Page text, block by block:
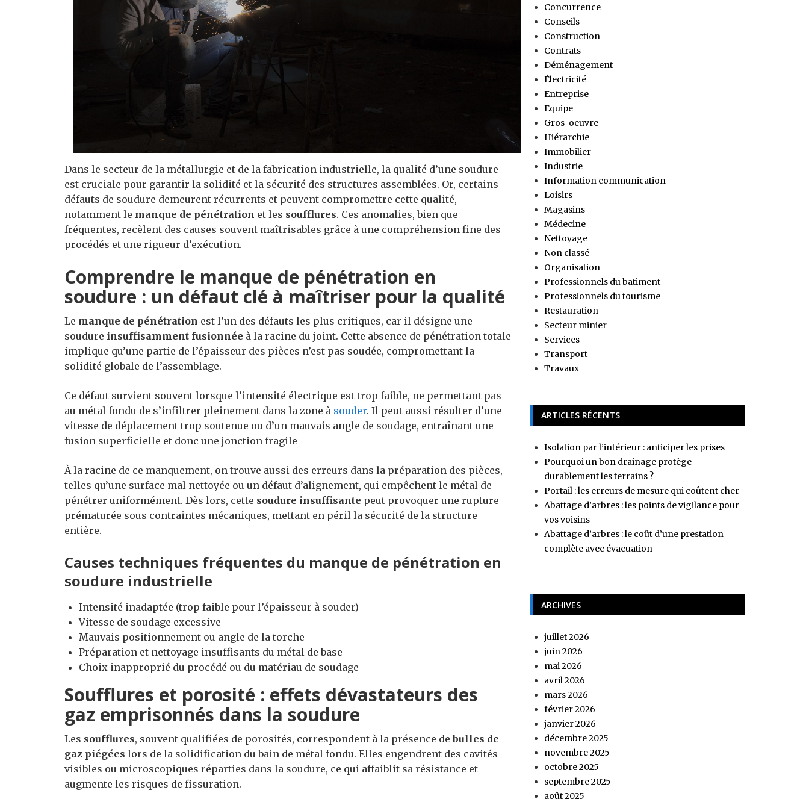
Dans le secteur de la métallurgie et de la fabrication industrielle, la qualité d’une soudure
est cruciale pour garantir la solidité et la sécurité des structures assemblées. Or, certains
défauts de soudure demeurent récurrents et peuvent compromettre cette qualité,
notamment le manque de pénétration et les soufflures. Ces anomalies, bien que
fréquentes, recèlent des causes souvent maîtrisables grâce à une compréhension fine des
procédés et une rigueur d’exécution.
Comprendre le manque de pénétration en
soudure : un défaut clé à maîtriser pour la qualité
Le manque de pénétration est l’un des défauts les plus critiques, car il désigne une
soudure insuffisamment fusionnée à la racine du joint. Cette absence de pénétration totale
implique qu’une partie de l’épaisseur des pièces n’est pas soudée, compromettant la
solidité globale de l’assemblage.
Ce défaut survient souvent lorsque l’intensité électrique est trop faible, ne permettant pas
au métal fondu de s’infiltrer pleinement dans la zone à souder. Il peut aussi résulter d’une
vitesse de déplacement trop soutenue ou d’un mauvais angle de soudage, entraînant une
fusion superficielle et donc une jonction fragile
À la racine de ce manquement, on trouve aussi des erreurs dans la préparation des pièces,
telles qu’une surface mal nettoyée ou un défaut d’alignement, qui empêchent le métal de
pénétrer uniformément. Dès lors, cette soudure insuffisante peut provoquer une rupture
prématurée sous contraintes mécaniques, mettant en péril la sécurité de la structure
entière.
Causes techniques fréquentes du manque de pénétration en
soudure industrielle
Intensité inadaptée (trop faible pour l’épaisseur à souder)
Vitesse de soudage excessive
Mauvais positionnement ou angle de la torche
Préparation et nettoyage insuffisants du métal de base
Choix inapproprié du procédé ou du matériau de soudage
Soufflures et porosité : effets dévastateurs des
gaz emprisonnés dans la soudure
Les soufflures, souvent qualifiées de porosités, correspondent à la présence debulles de
gaz piégées lors de la solidification du bain de métal fondu. Elles engendrent des cavités
visibles ou microscopiques réparties dans la soudure, ce qui affaiblit sa résistance et
augmente les risques de fissuration.
Concurrence
Conseils
Construction
Contrats
Déménagement
Électricité
Entreprise
Equipe
Gros-oeuvre
Hiérarchie
Immobilier
Industrie
Information communication
Loisirs
Magasins
Médecine
Nettoyage
Non classé
Organisation
Professionnels du batiment
Professionnels du tourisme
Restauration
Secteur minier
Services
Transport
Travaux
ARTICLES RÉCENTS
Isolation par l’intérieur : anticiper les prises
Pourquoi un bon drainage protège
durablement les terrains ?
Portail : les erreurs de mesure qui coûtent cher
Abattage d’arbres : les points de vigilance pour
vos voisins
Abattage d’arbres : le coût d’une prestation
complète avec évacuation
ARCHIVES
juillet 2026
juin 2026
mai 2026
avril 2026
mars 2026
février 2026
janvier 2026
décembre 2025
novembre 2025
octobre 2025
septembre 2025
août 2025